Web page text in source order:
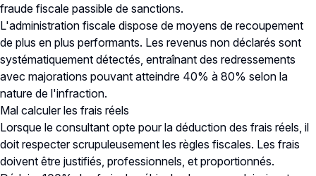
fraude fiscale passible de sanctions.
L'administration fiscale dispose de moyens de recoupement
de plus en plus performants. Les revenus non déclarés sont
systématiquement détectés, entraînant des redressements
avec majorations pouvant atteindre 40% à 80% selon la
nature de l'infraction.
Mal calculer les frais réels
Lorsque le consultant opte pour la déduction des frais réels, il
doit respecter scrupuleusement les règles fiscales. Les frais
doivent être justifiés, professionnels, et proportionnés.